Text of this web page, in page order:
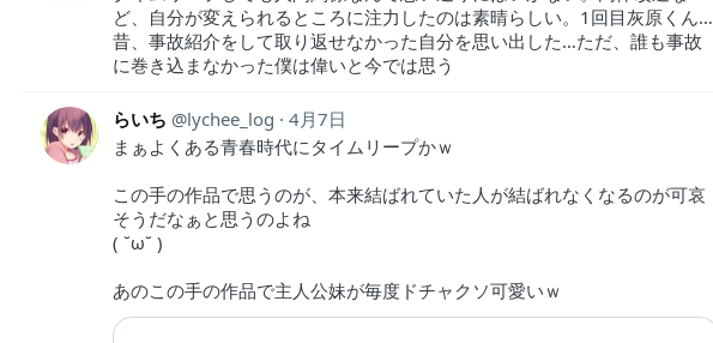
ど、自分が変えられるところに注力したのは素晴らしい。1回目灰原くん…
昔、事故紹介をして取り返せなかった自分を思い出した…ただ、誰も事故
に巻き込まなかった僕は偉いと今では思う
らいち lychee_log
4月7日
まぁよくある青春時代にタイムリープかｗ
この手の作品で思うのが、本来結ばれていた人が結ばれなくなるのが可哀
そうだなぁと思うのよね
( ˘ω˘ )
あのこの手の作品で主人公妹が毎度ドチャクソ可愛いｗ